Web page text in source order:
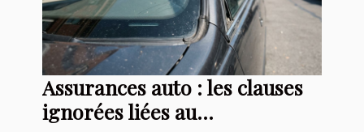
Assurances auto : les clauses
ignorées liées au